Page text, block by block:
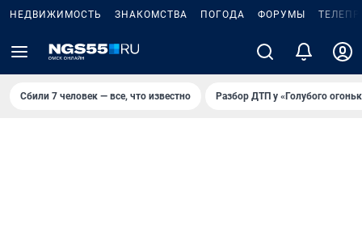
НЕДВИЖИМОСТЬ ЗНАКОМСТВА ПОГОДА ФОРУМЫ
Сбили 7 человек — все, что известно Разбор ДТП у «Голубого